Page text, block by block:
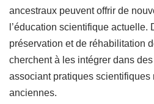
ancestraux peuvent offrir de
l’éducation scientifique actuelle.
préservation et de réhabilitation
cherchent à les intégrer dans
associant pratiques scientifiques
anciennes.